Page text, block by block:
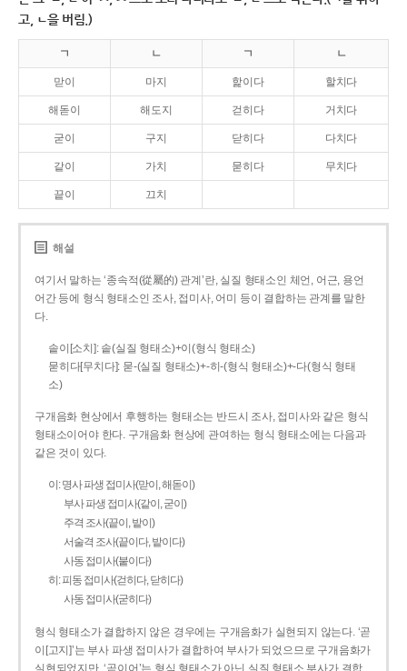
고, ㄴ을 버림.)
ㄱ ㄴ ㄱ ㄴ
맏이 마지 핥이다 할치다
해돋이 해도지 걷히다 거치다
굳이 구지 닫히다 다치다
같이 가치 묻히다 무치다
끝이 끄치
해설
여기서 말하는 ‘종속적(從屬的) 관계’란, 실질 형태소인 체언, 어근, 용언
어간 등에 형식 형태소인 조사, 접미사, 어미 등이 결합하는 관계를 말한
다.
솥이[소치]: 솥(실질 형태소)+이(형식 형태소)
묻히다[무치다]: 묻­-(실질 형태소)+­-히­-(형식 형태소)+-다(형식 형태
소)
구개음화 현상에서 후행하는 형태소는 반드시 조사, 접미사와 같은 형식
형태소이어야 한다. 구개음화 현상에 관여하는 형식 형태소에는 다음과
같은 것이 있다.
이: 명사 파생 접미사(맏이, 해돋이)
부사 파생 접미사(같이, 굳이)
주격 조사(끝이, 밭이)
서술격 조사(끝이다, 밭이다)
사동 접미사(붙이다)
히: 피동 접미사(걷히다, 닫히다)
사동 접미사(굳히다)
형식 형태소가 결합하지 않은 경우에는 구개음화가 실현되지 않는다. ‘곧
이[고지]’는 부사 파생 접미사가 결합하여 부사가 되었으므로 구개음화가
실현되었지만, ‘곧이어’는 형식 형태소가 아닌 실질 형태소 부사가 결합